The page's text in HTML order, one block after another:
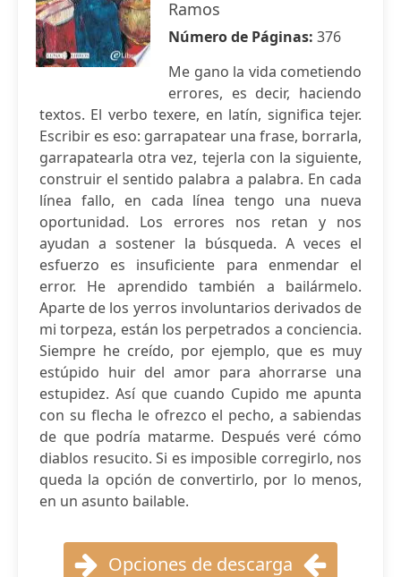
Ramos
Número de Páginas: 376
Me gano la vida cometiendo
errores, es decir, haciendo
textos. El verbo texere, en latín, significa tejer.
Escribir es eso: garrapatear una frase, borrarla,
garrapatearla otra vez, tejerla con la siguiente,
construir el sentido palabra a palabra. En cada
línea fallo, en cada línea tengo una nueva
oportunidad. Los errores nos retan y nos
ayudan a sostener la búsqueda. A veces el
esfuerzo es insuficiente para enmendar el
error. He aprendido también a bailármelo.
Aparte de los yerros involuntarios derivados de
mi torpeza, están los perpetrados a conciencia.
Siempre he creído, por ejemplo, que es muy
estúpido huir del amor para ahorrarse una
estupidez. Así que cuando Cupido me apunta
con su flecha le ofrezco el pecho, a sabiendas
de que podría matarme. Después veré cómo
diablos resucito. Si es imposible corregirlo, nos
queda la opción de convertirlo, por lo menos,
en un asunto bailable.
Opciones de descarga